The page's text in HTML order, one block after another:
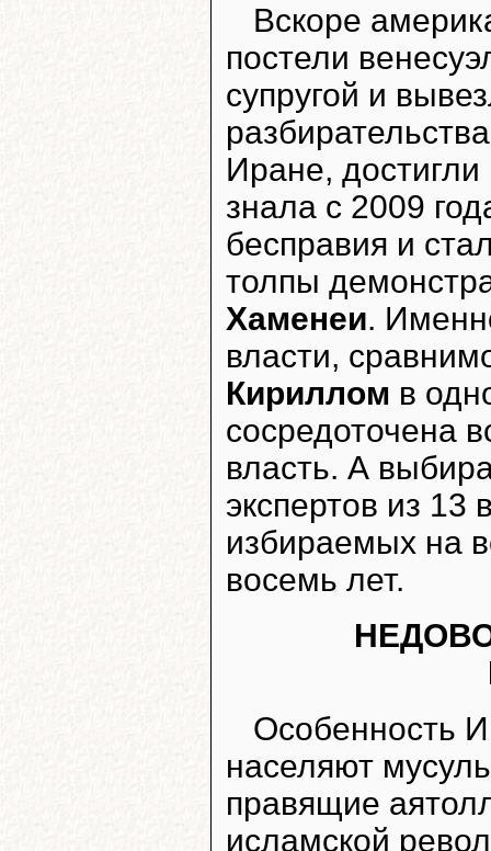
Вскоре
постели
супругой и
Иране,
знала с 2009
бесправия и
толпы
Хаменеи.
власти,
Кириллом в
сосредоточена
власть. А
экспертов из 13
избираемых на
восемь лет.
Особенность
населяют
правящие
исламской